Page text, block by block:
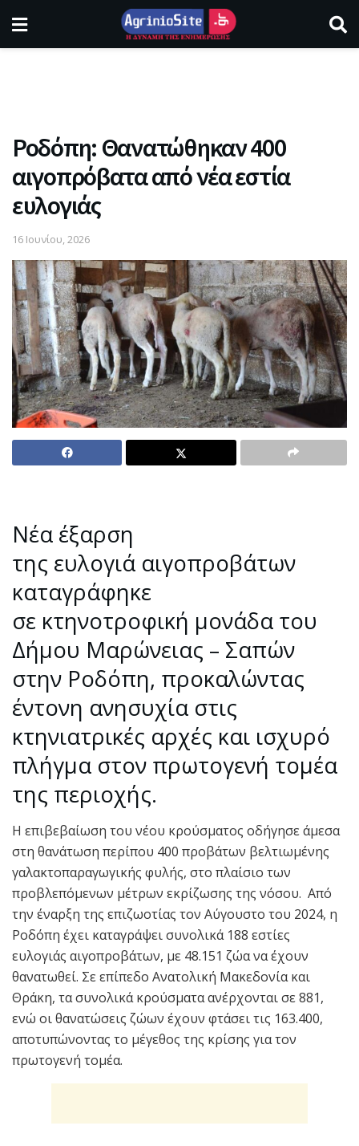
Ροδόπη: Θανατώθηκαν 400
αιγοπρόβατα από νέα εστία
ευλογιάς
16 Ιουνίου, 2026
Νέα έξαρση
της ευλογιά αιγοπροβάτων
καταγράφηκε
σε κτηνοτροφική μονάδα του
Δήμου Μαρώνειας – Σαπών
στην Ροδόπη, προκαλώντας
έντονη ανησυχία στις
κτηνιατρικές αρχές και ισχυρό
πλήγμα στον πρωτογενή τομέα
της περιοχής.
Η επιβεβαίωση του νέου κρούσματος οδήγησε άμεσα
στη θανάτωση περίπου 400 προβάτων βελτιωμένης
γαλακτοπαραγωγικής φυλής, στο πλαίσιο των
προβλεπόμενων μέτρων εκρίζωσης της νόσου. Από
την έναρξη της επιζωοτίας τον Αύγουστο του 2024, η
Ροδόπη έχει καταγράψει συνολικά 188 εστίες
ευλογιάς αιγοπροβάτων, με 48.151 ζώα να έχουν
θανατωθεί. Σε επίπεδο Ανατολική Μακεδονία και
Θράκη, τα συνολικά κρούσματα ανέρχονται σε 881,
ενώ οι θανατώσεις ζώων έχουν φτάσει τις 163.400,
αποτυπώνοντας το μέγεθος της κρίσης για τον
πρωτογενή τομέα.